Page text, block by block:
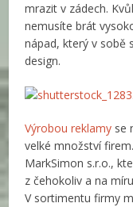
mrazit v zádech.
nemusíte brát
nápad, který v sobě
design.
Výrobou reklamy se
velké množství
MarkSimon s.r.o.,
z čehokoliv a na
V sortimentu firmy